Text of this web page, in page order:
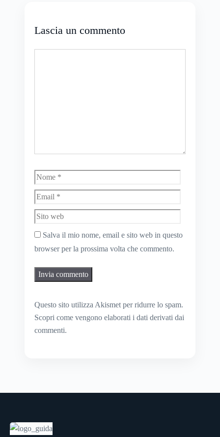
Lascia un commento
Nome
web
Salva il mio nome, email e sito web in questo
browser per la prossima volta che commento.
Questo sito utilizza Akismet per ridurre lo spam.
Scopri come vengono elaborati i dati derivati dai
commenti.